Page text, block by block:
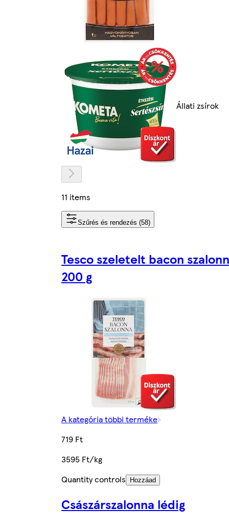
Állati zsírok
11 items
Szűrés és rendezés (58)
Tesco szeletelt bacon
200 g
A kategória többi terméke
719 Ft
3595 Ft/kg
Quantity controls
Hozzáad
Császárszalonna lédig